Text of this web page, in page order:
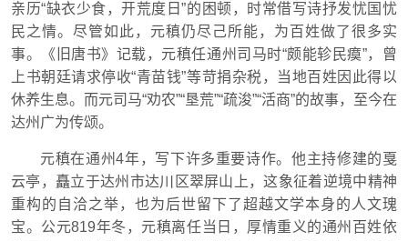
亲历“缺衣少食，开荒度日”的困顿，时常借写诗抒发忧国忧
民之情。尽管如此，元稹仍尽己所能，为百姓做了很多实
事。《旧唐书》记载，元稹任通州司马时“颇能轸民瘼”，曾
上书朝廷请求停收“青苗钱”等苛捐杂税，当地百姓因此得以
休养生息。而元司马“劝农”“垦荒”“疏浚”“活商”的故事，至今在
达州广为传颂。
元稹在通州4年，写下许多重要诗作。他主持修建的戛
云亭，矗立于达州市达川区翠屏山上，这象征着逆境中精神
重构的自洽之举，也为后世留下了超越文学本身的人文瑰
宝。公元819年冬，元稹离任当日，厚情重义的通州百姓依